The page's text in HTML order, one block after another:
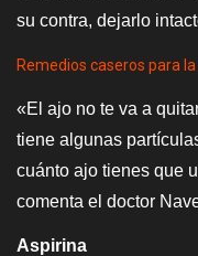
su contra, dejarlo
Remedios caseros para
«El ajo no te va a
tiene algunas
cuánto ajo tienes que
comenta el doctor
Aspirina